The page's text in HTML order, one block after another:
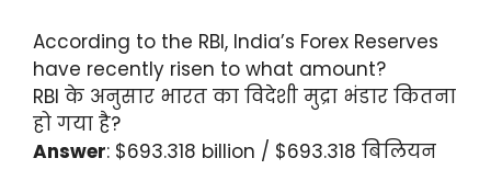
According to the RBI, India’s Forex Reserves
have recently risen to what amount?
RBI के अनुसार भारत का विदेशी मुद्रा भंडार कितना
हो गया है?
Answer: $693.318 billion / $693.318 बिलियन